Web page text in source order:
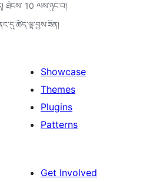
ཐེངས་ 10 ལས་ཉུང་བ།
Showcase
Themes
Plugins
Patterns
Get Involved